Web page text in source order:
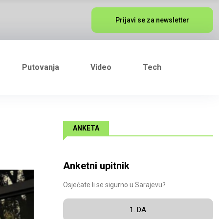
Prijavi se za newsletter
Putovanja Video Tech
ANKETA
Anketni upitnik
Osjećate li se sigurno u Sarajevu?
1. DA